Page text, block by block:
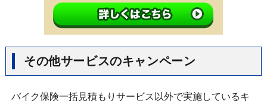
その他サービスのキャンペーン
バイク保険一括見積もりサービス以外で実施しているキ